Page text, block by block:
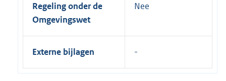
Regeling onder de
Omgevingswet
Nee
Externe bijlagen